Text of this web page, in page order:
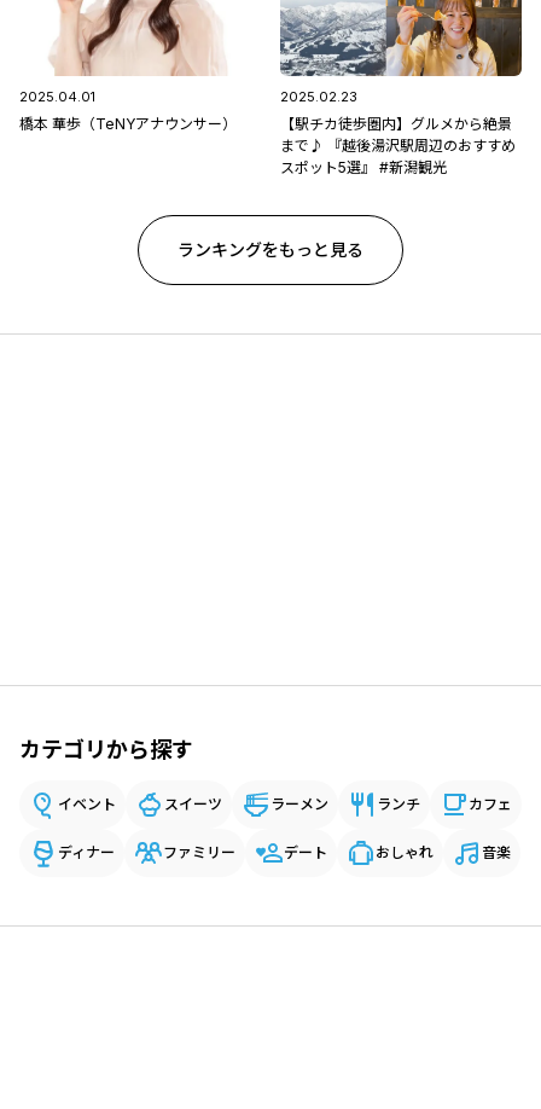
2025.04.01
橋本 華歩（TeNYアナウンサー）
2025.02.23
【駅チカ徒歩圏内】グルメから絶景
まで♪ 『越後湯沢駅周辺のおすすめ
スポット5選』 #新潟観光
ランキングをもっと見る
カテゴリから探す
イベント スイーツ ラーメン ランチ カフェ
ディナー ファミリー デート おしゃれ 音楽